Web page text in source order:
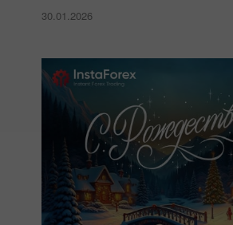
30.01.2026